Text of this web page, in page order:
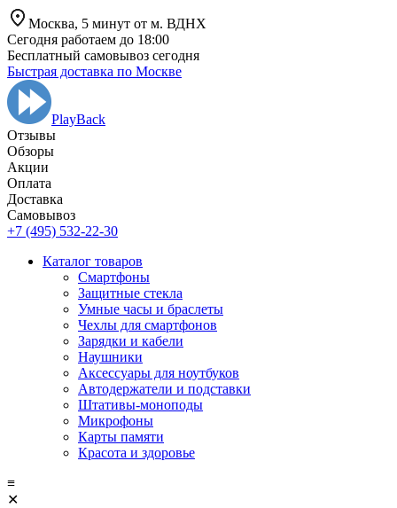
Москва, 5 минут от м. ВДНХ
Сегодня работаем до 18:00
Бесплатный самовывоз сегодня
Быстрая доставка по Москве
PlayBack
Отзывы
Обзоры
Aкции
Оплата
Доставка
Самовывоз
+7 (495) 532-22-30
Каталог товаров
Смартфоны
Защитные стекла
Умные часы и браслеты
Чехлы для смартфонов
Зарядки и кабели
Наушники
Аксессуары для ноутбуков
Автодержатели и подставки
Штативы-моноподы
Микрофоны
Карты памяти
Красота и здоровье
≡
✕